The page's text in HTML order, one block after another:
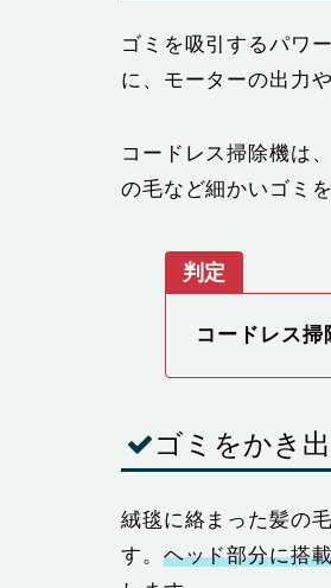
ゴミを吸引するパワ
に、モーターの出力
コードレス掃除機は
の毛など細かいゴミ
判定
コードレス掃
ゴミをかき
絨毯に絡まった髪の
す。 ヘッド部分に搭